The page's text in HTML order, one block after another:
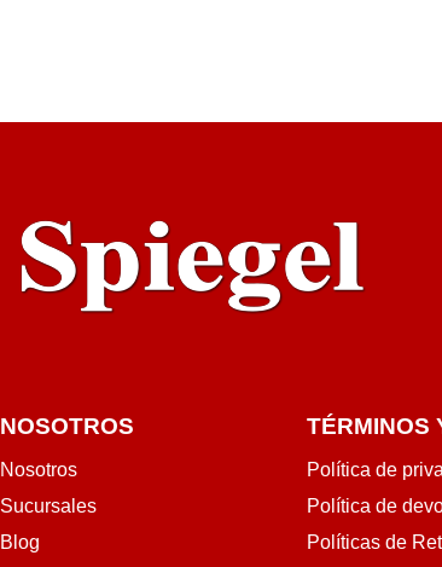
NOSOTROS
Nosotros
Sucursales
Blog
TÉRMINOS
Política de
Política de
Políticas de